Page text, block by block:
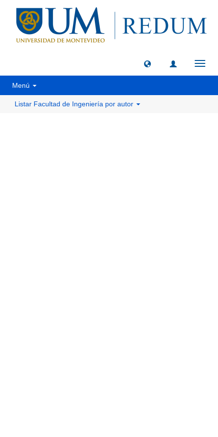
Menú
Listar Facultad de Ingeniería por autor